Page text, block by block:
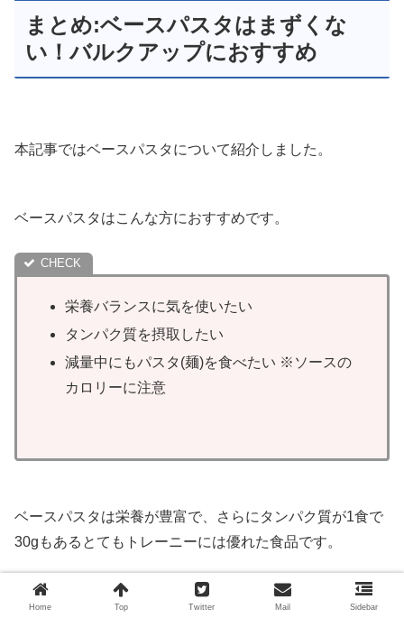
まとめ:ベースパスタはまずくな
い！バルクアップにおすすめ
本記事ではベースパスタについて紹介しました。
ベースパスタはこんな方におすすめです。
栄養バランスに気を使いたい
タンパク質を摂取したい
減量中にもパスタ(麺)を食べたい ※ソースの
カロリーに注意
ベースパスタは栄養が豊富で、さらにタンパク質が1食で
30gもあるとてもトレーニーには優れた食品です。
私も筋トレを始めてから栄養管理に気を使うようになり、
Home Top Twitter Mail Sidebar